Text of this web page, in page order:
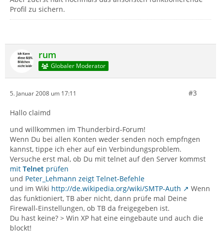
Profil zu sichern.
rum
Globaler Moderator
5. Januar 2008 um 17:11 #3
Hallo claimd
und willkommen im Thunderbird-Forum!
Wenn Du bei allen Konten weder senden noch empfngen
kannst, tippe ich eher auf ein Verbindungsproblem.
Versuche erst mal, ob Du mit telnet auf den Server kommst
mit Telnet prüfen
und Peter_Lehmann zeigt Telnet-Befehle
und im Wiki http://de.wikipedia.org/wiki/SMTP-Auth
Wenn
das funktioniert, TB aber nicht, dann prüfe mal Deine
Firewall-Einstellungen, ob TB da freigegeben ist.
Du hast keine? > Win XP hat eine eingebaute und auch die
blockt!